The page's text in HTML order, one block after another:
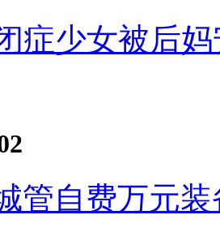
症少女被后
管自费万元